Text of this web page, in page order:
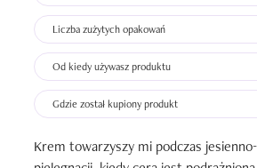
Liczba zużytych opakowań
Od kiedy używasz produktu
Gdzie został kupiony produkt
Krem towarzyszy mi podczas